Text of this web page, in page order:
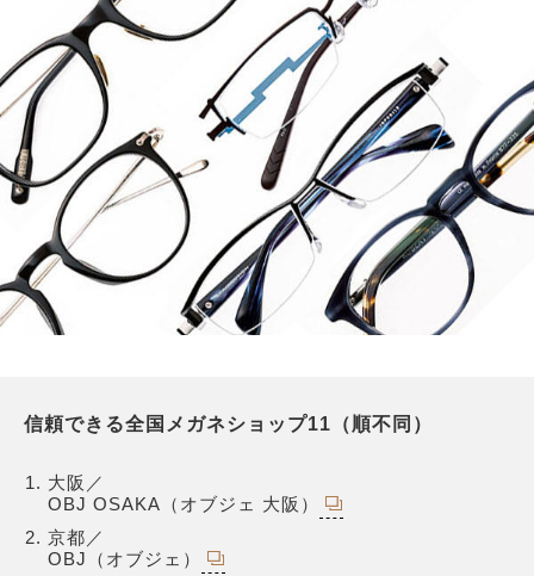
信頼できる全国メガネショップ11（順不同）
大阪／
OBJ OSAKA（オブジェ 大阪）
京都／
OBJ（オブジェ）